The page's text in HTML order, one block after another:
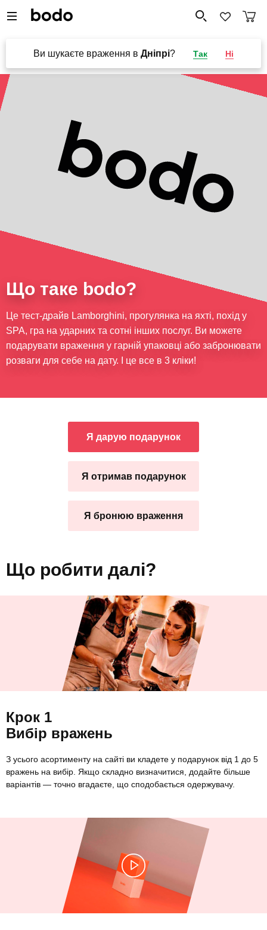
Ви шукаєте враження в Дніпрі? Так Ні
Що таке bodo?
Це тест-драйв Lamborghini, прогулянка на яхті, похід у
SPA, гра на ударних та сотні інших послуг. Ви можете
подарувати враження у гарній упаковці або забронювати
розваги для себе на дату. І це все в 3 кліки!
Я дарую подарунок
Я отримав подарунок
Я бронюю враження
Що робити далі?
Крок 1
Вибір вражень
З усього асортименту на сайті ви кладете у подарунок від 1 до 5
вражень на вибір. Якщо складно визначитися, додайте більше
варіантів — точно вгадаєте, що сподобається одержувачу.